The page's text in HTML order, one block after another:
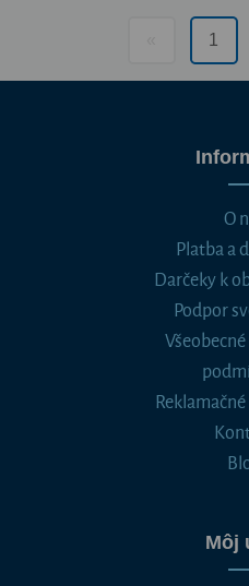
1
O
Platba a
Darčeky k
Podpor
Môj